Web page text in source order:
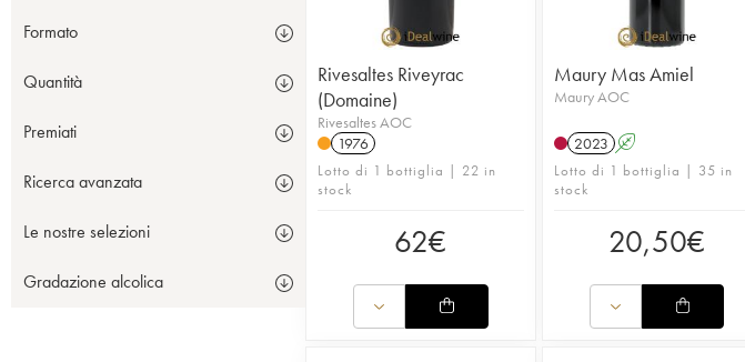
Formato
Quantità
Premiati
Ricerca avanzata
Le nostre selezioni
Gradazione alcolica
Rivesaltes Riveyrac
(Domaine)
Rivesaltes AOC
1976
Lotto di 1 bottiglia | 22 in
stock
62€
Maury Mas Amiel
Maury AOC
2023 A
Lotto di 1 bottiglia | 35 in
stock
20,50€